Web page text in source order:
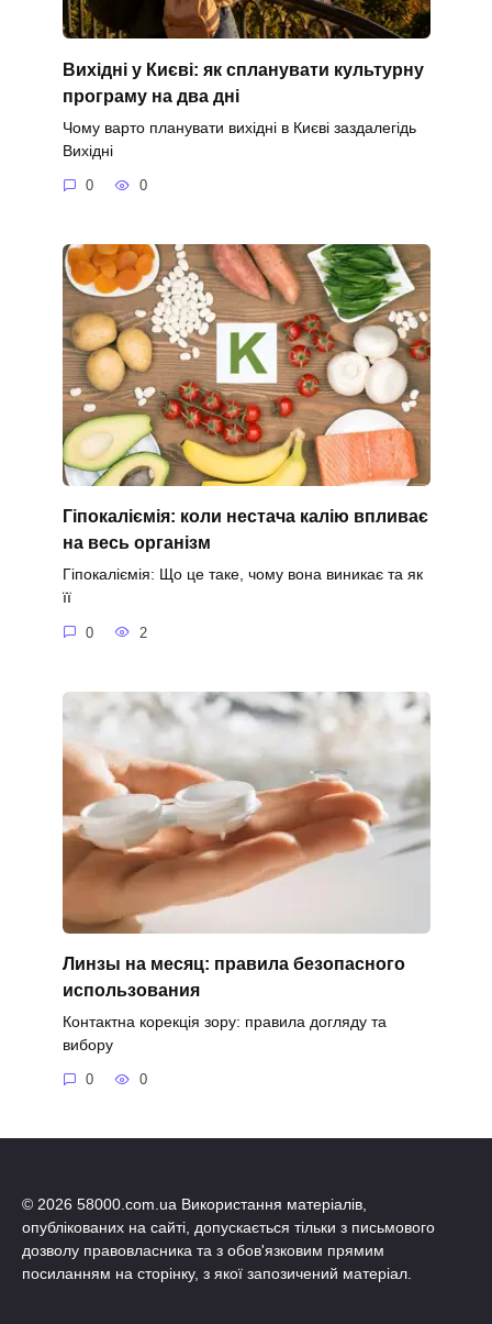
Вихідні у Києві: як спланувати культурну
програму на два дні
Чому варто планувати вихідні в Києві заздалегідь
Вихідні
0 0
Гіпокаліємія: коли нестача калію впливає
на весь організм
Гіпокаліємія: Що це таке, чому вона виникає та як
її
0 2
Линзы на месяц: правила безопасного
использования
Контактна корекція зору: правила догляду та
вибору
0 0
© 2026 58000.com.ua Використання матеріалів,
опублікованих на сайті, допускається тільки з письмового
дозволу правовласника та з обов'язковим прямим
посиланням на сторінку, з якої запозичений матеріал.